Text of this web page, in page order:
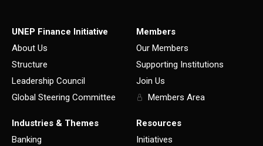
UNEP Finance Initiative
About Us
Structure
Leadership Council
Global Steering Committee
Members
Our Members
Supporting Institutions
Join Us
Members Area
Industries & Themes
Banking
Resources
Initiatives